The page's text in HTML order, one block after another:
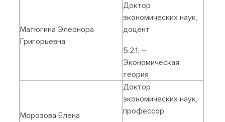
Матюгина Элеонора
Григорьевна
Доктор
экономических наук,
доцент
5.2.1. –
Экономическая
теория
Морозова Елена
Доктор
экономических наук,
профессор